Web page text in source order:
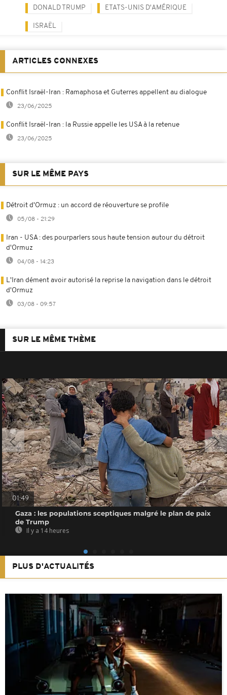
DONALD TRUMP ETATS-UNIS D'AMÉRIQUE
ISRAËL
ARTICLES CONNEXES
Conflit Israël-Iran : Ramaphosa et Guterres appellent au dialogue
23/06/2025
Conflit Israël-Iran : la Russie appelle les USA à la retenue
23/06/2025
SUR LE MÊME PAYS
Détroit d'Ormuz : un accord de réouverture se profile
05/08 - 21:29
Iran - USA : des pourparlers sous haute tension autour du détroit
d'Ormuz
04/08 - 14:23
L'Iran dément avoir autorisé la reprise la navigation dans le détroit
d'Ormuz
03/08 - 09:57
SUR LE MÊME THÈME
01:49
Gaza : les populations sceptiques malgré le plan de paix
de Trump
Il y a 14 heures
PLUS D'ACTUALITÉS